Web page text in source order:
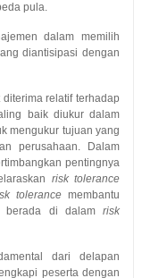
pula.
dalam memilih
diantisipasi dengan
relatif terhadap
baik diukur dalam
mengukur tujuan yang
perusahaan. Dalam
pentingnya
risk tolerance
tolerancemembantu
berada di dalamrisk
dari delapan
peserta dengan